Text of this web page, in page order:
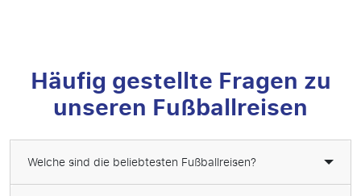
Häufig gestellte Fragen zu
unseren Fußballreisen
Welche sind die beliebtesten Fußballreisen?